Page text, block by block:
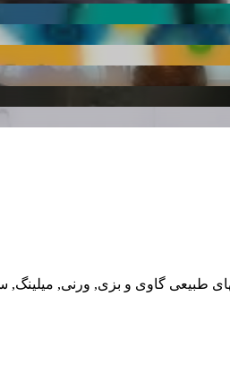
طبیعی گاوی و بزی, ورنی,